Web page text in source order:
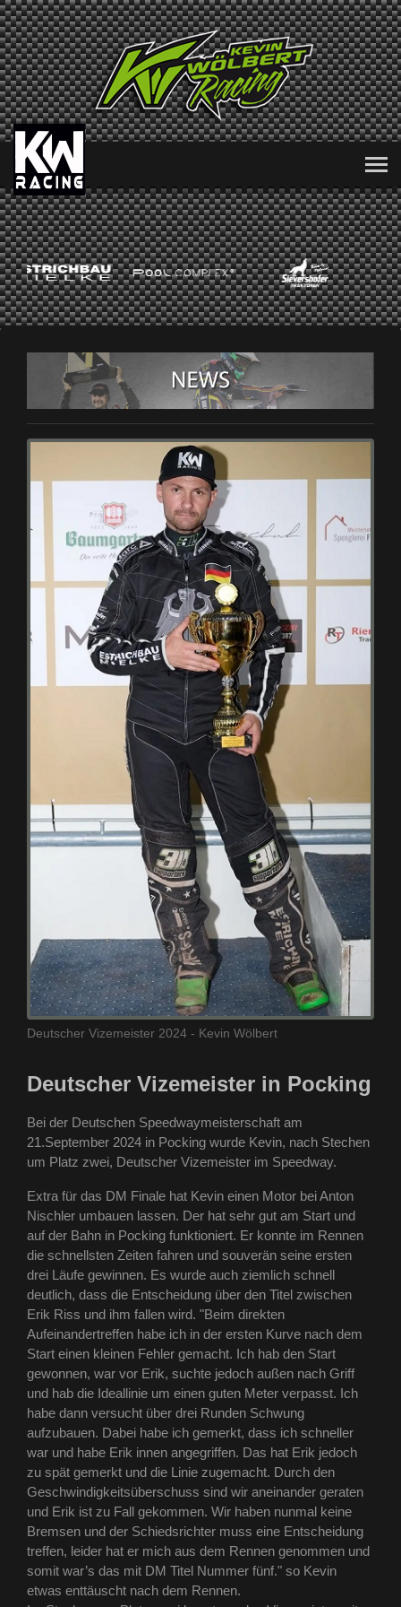
Deutscher Vizemeister 2024 - Kevin Wölbert
Deutscher Vizemeister in Pocking
Bei der Deutschen Speedwaymeisterschaft am
21.September 2024 in Pocking wurde Kevin, nach Stechen
um Platz zwei, Deutscher Vizemeister im Speedway.
Extra für das DM Finale hat Kevin einen Motor bei Anton
Nischler umbauen lassen. Der hat sehr gut am Start und
auf der Bahn in Pocking funktioniert. Er konnte im Rennen
die schnellsten Zeiten fahren und souverän seine ersten
drei Läufe gewinnen. Es wurde auch ziemlich schnell
deutlich, dass die Entscheidung über den Titel zwischen
Erik Riss und ihm fallen wird. "Beim direkten
Aufeinandertreffen habe ich in der ersten Kurve nach dem
Start einen kleinen Fehler gemacht. Ich hab den Start
gewonnen, war vor Erik, suchte jedoch außen nach Griff
und hab die Ideallinie um einen guten Meter verpasst. Ich
habe dann versucht über drei Runden Schwung
aufzubauen. Dabei habe ich gemerkt, dass ich schneller
war und habe Erik innen angegriffen. Das hat Erik jedoch
zu spät gemerkt und die Linie zugemacht. Durch den
Geschwindigkeitsüberschuss sind wir aneinander geraten
und Erik ist zu Fall gekommen. Wir haben nunmal keine
Bremsen und der Schiedsrichter muss eine Entscheidung
treffen, leider hat er mich aus dem Rennen genommen und
somit war’s das mit DM Titel Nummer fünf." so Kevin
etwas enttäuscht nach dem Rennen.